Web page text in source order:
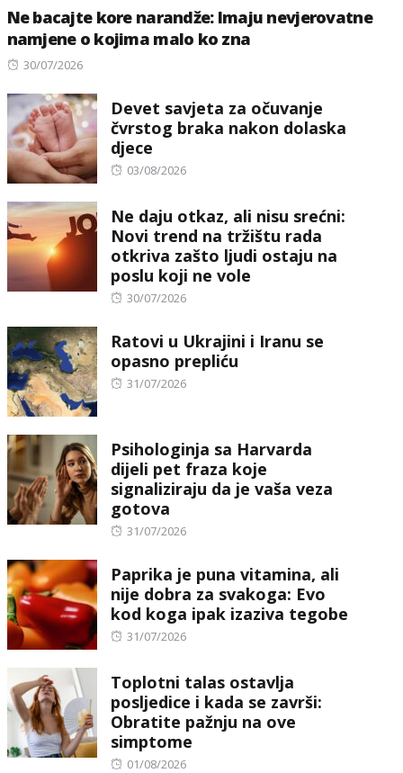
Ne bacajte kore narandže: Imaju nevjerovatne
namjene o kojima malo ko zna
Posted
30/07/2026
Devet savjeta za očuvanje
čvrstog braka nakon dolaska
djece
Posted
03/08/2026
Ne daju otkaz, ali nisu srećni:
Novi trend na tržištu rada
otkriva zašto ljudi ostaju na
poslu koji ne vole
Posted
30/07/2026
Ratovi u Ukrajini i Iranu se
opasno prepliću
Posted
31/07/2026
Psihologinja sa Harvarda
dijeli pet fraza koje
signaliziraju da je vaša veza
gotova
Posted
31/07/2026
Paprika je puna vitamina, ali
nije dobra za svakoga: Evo
kod koga ipak izaziva tegobe
Posted
31/07/2026
Toplotni talas ostavlja
posljedice i kada se završi:
Obratite pažnju na ove
simptome
Posted
01/08/2026